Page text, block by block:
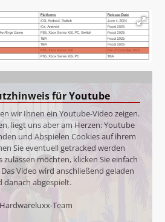
für Youtube
wir Ihnen ein Youtube-Video zeigen.
liegt uns aber am Herzen: Youtube
und Abspielen Cookies auf ihrem
Sie eventuell getracked werden
zulassen möchten, klicken Sie einfach
Video wird anschließend geladen
danach abgespielt.
Team